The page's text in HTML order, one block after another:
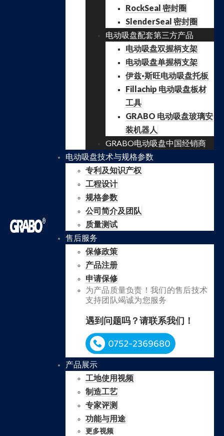
RockSeal 密封圈
SlenderSeal 密封圈
电动吸盘配套第三方产品
电动吸盘双握柄支架
电动吸盘单握柄支架
伊兹·斯旺电动吸盘托板
Fillachip 电动吸盘板材
工具
GRABO 电动吸盘玻璃安
装机器人
GRABO电动吸盘中国经销商
电动吸盘技术与规格参数
专利及知识产权
工程设计
规格参数
公司简介及团队
质量测试
售后服务
保修政策
产品注册
申请保修
为产品质量负责！我们的售后技术
支持团队竭诚为您服务
遇到问题吗？请联系我们！
产品展示
工地使用视频
制造工艺
专家评测
功能与用途
更多视频